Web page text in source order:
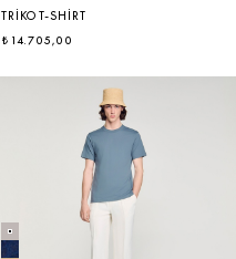
TRIKO T-SHIRT
₺ 14.705,00